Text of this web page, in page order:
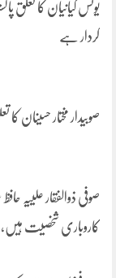
یونس کیانیان کا تعلق
کردار ہے
صوبیدار مختار حسینان
صوفی ذوالفقار علییہ
کاروباری شخصیت ہیں،